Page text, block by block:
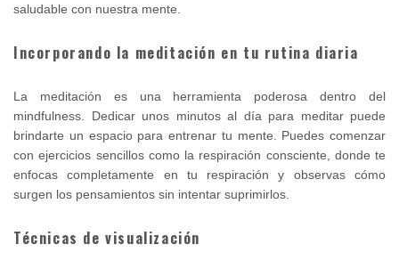
saludable con nuestra mente.
Incorporando la meditación en tu rutina diaria
La meditación es una herramienta poderosa dentro del
mindfulness. Dedicar unos minutos al día para meditar puede
brindarte un espacio para entrenar tu mente. Puedes comenzar
con ejercicios sencillos como la respiración consciente, donde te
enfocas completamente en tu respiración y observas cómo
surgen los pensamientos sin intentar suprimirlos.
Técnicas de visualización